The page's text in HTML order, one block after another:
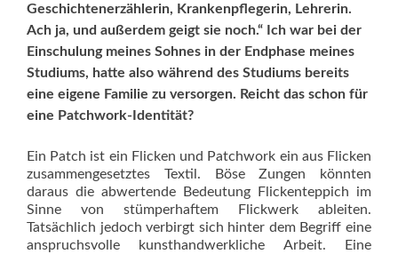
Geschichtenerzählerin, Krankenpflegerin, Lehrerin.
Ach ja, und außerdem geigt sie noch.“ Ich war bei der
Einschulung meines Sohnes in der Endphase meines
Studiums, hatte also während des Studiums bereits
eine eigene Familie zu versorgen. Reicht das schon für
eine Patchwork-Identität?
Ein Patch ist ein Flicken und Patchwork ein aus Flicken
zusammengesetztes Textil. Böse Zungen könnten
daraus die abwertende Bedeutung Flickenteppich im
Sinne von stümperhaftem Flickwerk ableiten.
Tatsächlich jedoch verbirgt sich hinter dem Begriff eine
anspruchsvolle kunsthandwerkliche Arbeit. Eine